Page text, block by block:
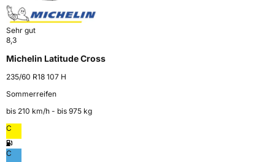
Sehr gut
8,3
Michelin Latitude Cross
235/60 R18 107 H
Sommerreifen
bis 210 km⁠/⁠h - bis 975 kg
C
C